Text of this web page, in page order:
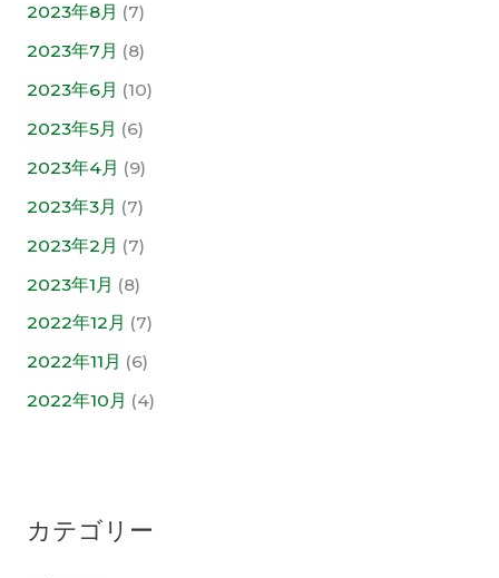
2023年8月 (7)
2023年7月 (8)
2023年6月 (10)
2023年5月 (6)
2023年4月 (9)
2023年3月 (7)
2023年2月 (7)
2023年1月 (8)
2022年12月 (7)
2022年11月 (6)
2022年10月 (4)
カテゴリー